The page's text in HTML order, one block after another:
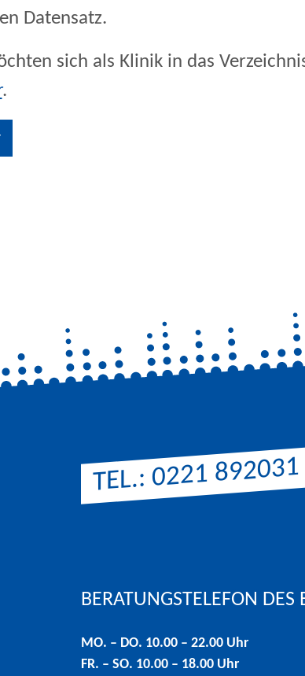
Datensatz.
sich als Klinik in das
.
TEL.: 0221 892031
BERATUNGSTELEFON DES
MO. – DO. 10.00 – 22.00 Uhr
FR. – SO. 10.00 – 18.00 Uhr